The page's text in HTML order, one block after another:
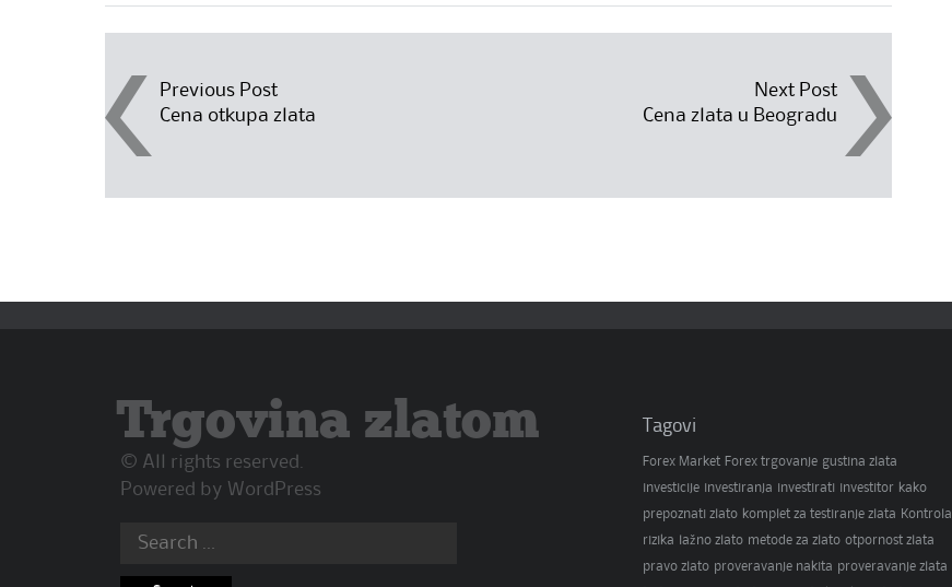
Post
navigation
Previous Post
Cena otkupa zlata
Next Post
Cena zlata u Beogradu
Trgovina zlatom
© All rights reserved.
Powered by WordPress
Search
Tagovi
Forex Market Forex trgovanje gustina zlata
investicije investiranja investirati investitor kako
prepoznati zlato komplet za testiranje zlata Kontrola
rizika lažno zlato metode za zlato otpornost zlata
pravo zlato proveravanje nakita proveravanje zlata